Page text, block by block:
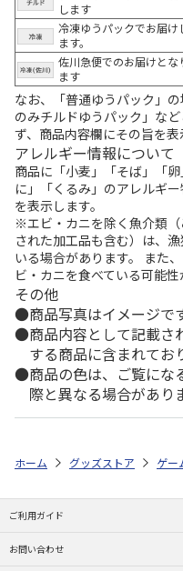
します
冷凍ゆうパックでお届け
ます。
佐川急便でのお届けとな
ます
なお、「普通ゆうパック」
のみチルドゆうパック」な
ず、商品内容欄にその旨を表
アレルギー情報について
商品に「小麦」「そば」「
に」「くるみ」のアレルギ
を表示します。
※エビ・カニを除く魚介類
された加工品も含む）は、
いる場合があります。 また
ビ・カニを食べている可能性
その他
商品写真はイメージで
商品内容として記載さ
する商品に含まれてお
商品の色は、ご覧にな
際と異なる場合があり
ホーム グッズストア ゲー
ご利用ガイド
お問い合わせ